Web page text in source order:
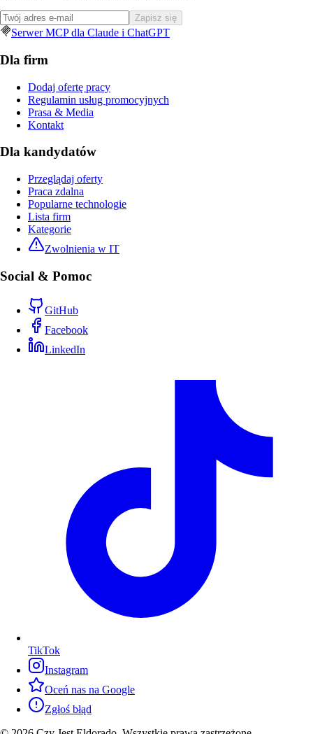
Zapisz się
Serwer MCP dla Claude i ChatGPT
Dla firm
Dodaj ofertę pracy
Regulamin usług promocyjnych
Prasa & Media
Kontakt
Dla kandydatów
Przeglądaj oferty
Praca zdalna
Popularne technologie
Lista firm
Kategorie
Zwolnienia w IT
Social & Pomoc
GitHub
Facebook
LinkedIn
TikTok
Instagram
Oceń nas na Google
Zgłoś błąd